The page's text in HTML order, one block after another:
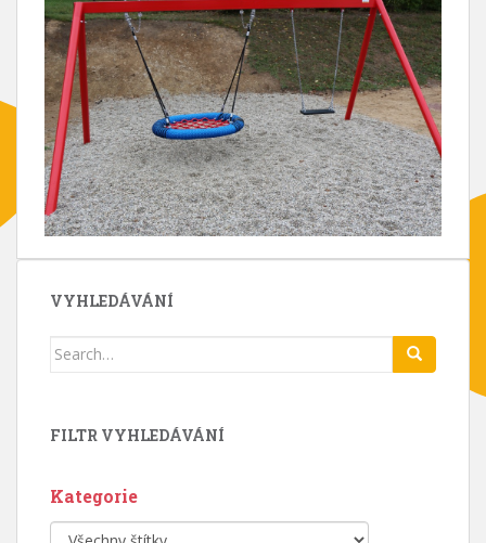
VYHLEDÁVÁNÍ
Search
FILTR VYHLEDÁVÁNÍ
Kategorie